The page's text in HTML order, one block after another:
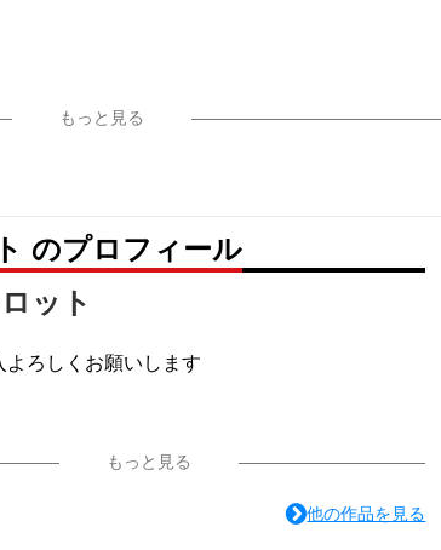
もっと見る
のプロフィール
ット
よろしくお願いします
もっと見る
他の作品を見る